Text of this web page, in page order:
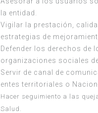
la entidad.
Vigilar la prestación,
estrategias de
Defender los derechos
organizaciones sociales
Servir de canal de
entes territoriales o
Hacer seguimiento a las
Salud.